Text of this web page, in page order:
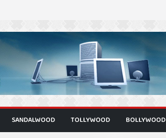
SANDALWOOD TOLLYWOOD BOLLYWOOD